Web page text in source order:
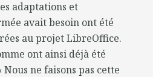
adaptations et
avait besoin ont été
au projet LibreOffice.
ont ainsi déjà été
ne faisons pas cette